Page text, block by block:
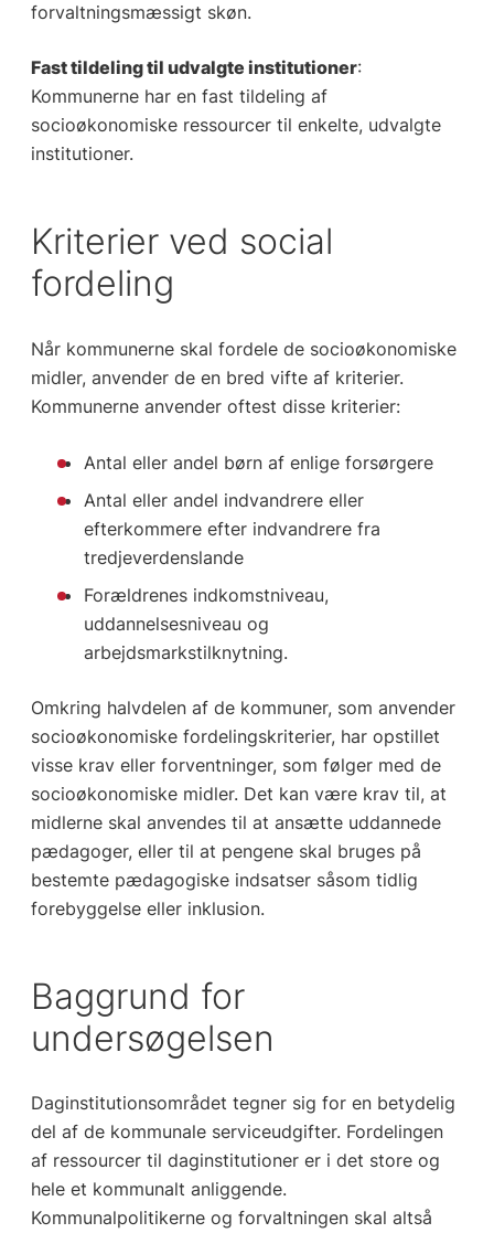
forvaltningsmæssigt skøn.
Fast tildeling til udvalgte institutioner:
Kommunerne har en fast tildeling af
socioøkonomiske ressourcer til enkelte, udvalgte
institutioner.
Kriterier ved social
fordeling
Når kommunerne skal fordele de socioøkonomiske
midler, anvender de en bred vifte af kriterier.
Kommunerne anvender oftest disse kriterier:
Antal eller andel børn af enlige forsørgere
Antal eller andel indvandrere eller
efterkommere efter indvandrere fra
tredjeverdenslande
Forældrenes indkomstniveau,
uddannelsesniveau og
arbejdsmarkstilknytning.
Omkring halvdelen af de kommuner, som anvender
socioøkonomiske fordelingskriterier, har opstillet
visse krav eller forventninger, som følger med de
socioøkonomiske midler. Det kan være krav til, at
midlerne skal anvendes til at ansætte uddannede
pædagoger, eller til at pengene skal bruges på
bestemte pædagogiske indsatser såsom tidlig
forebyggelse eller inklusion.
Baggrund for
undersøgelsen
Daginstitutionsområdet tegner sig for en betydelig
del af de kommunale serviceudgifter. Fordelingen
af ressourcer til daginstitutioner er i det store og
hele et kommunalt anliggende.
Kommunalpolitikerne og forvaltningen skal altså